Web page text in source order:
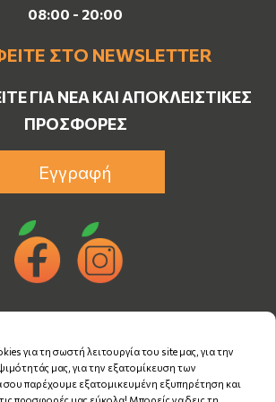
08:00 - 20:00
ΣΤΟ NEWSLETTER
ΓΙΑ ΝΈΑ ΚΑΙ ΑΠΟΚΛΕΙΣΤΙΚΈΣ
ΠΡΟΣΦΟΡΈΣ
Εγγραφή
για τη σωστή λειτουργία του site μας, για την
μας, για την εξατομίκευση των
σου παρέχουμε εξατομικευμένη εξυπηρέτηση και